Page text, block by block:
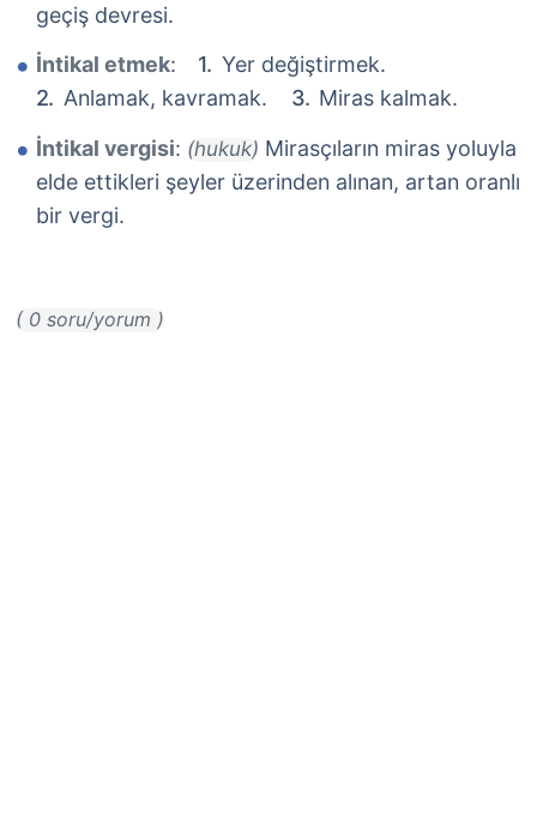
geçiş devresi.
İntikal etmek:
Yer değiştirmek.
Anlamak, kavramak.
Miras kalmak.
İntikal vergisi: (hukuk) Mirasçıların miras yoluyla
elde ettikleri şeyler üzerinden alınan, artan oranlı
bir vergi.
( 0 soru/yorum )